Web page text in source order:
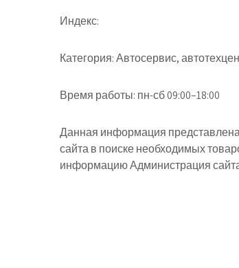
Индекс:
Категория:Автосервис,
Время работы: пн-сб 09:00–18:00
Данная информация
сайта в поиске необходимых
информацию Администрация сайта